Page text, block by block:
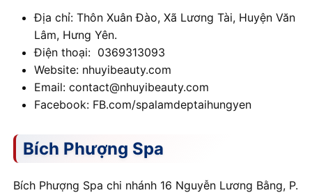
Địa chỉ: Thôn Xuân Đào, Xã Lương Tài, Huyện Văn
Lâm, Hưng Yên.
Điện thoại: 0369313093
Website: nhuyibeauty.com
Email: contact@nhuyibeauty.com
Facebook: FB.com/spalamdeptaihungyen
Bích Phượng Spa
Bích Phượng Spa chi nhánh 16 Nguyễn Lương Bằng, P.